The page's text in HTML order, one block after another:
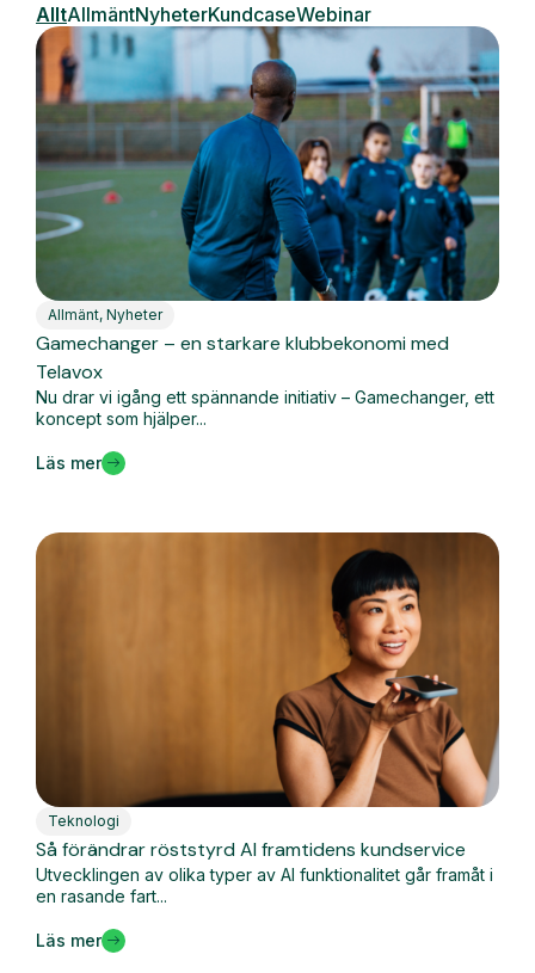
AlltAllmäntNyheterKundcaseWebinar
Allmänt, Nyheter
Gamechanger – en starkare klubbekonomi med
Telavox
Nu drar vi igång ett spännande initiativ – Gamechanger, ett
koncept som hjälper...
Läs mer
Teknologi
Så förändrar röststyrd AI framtidens kundservice
Utvecklingen av olika typer av AI funktionalitet går framåt i
en rasande fart...
Läs mer